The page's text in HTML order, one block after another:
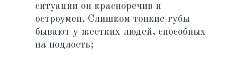
ситуации он красноречив и
остроумен. Слишком тонкие губы
бывают у жестких людей, способных
на подлость;